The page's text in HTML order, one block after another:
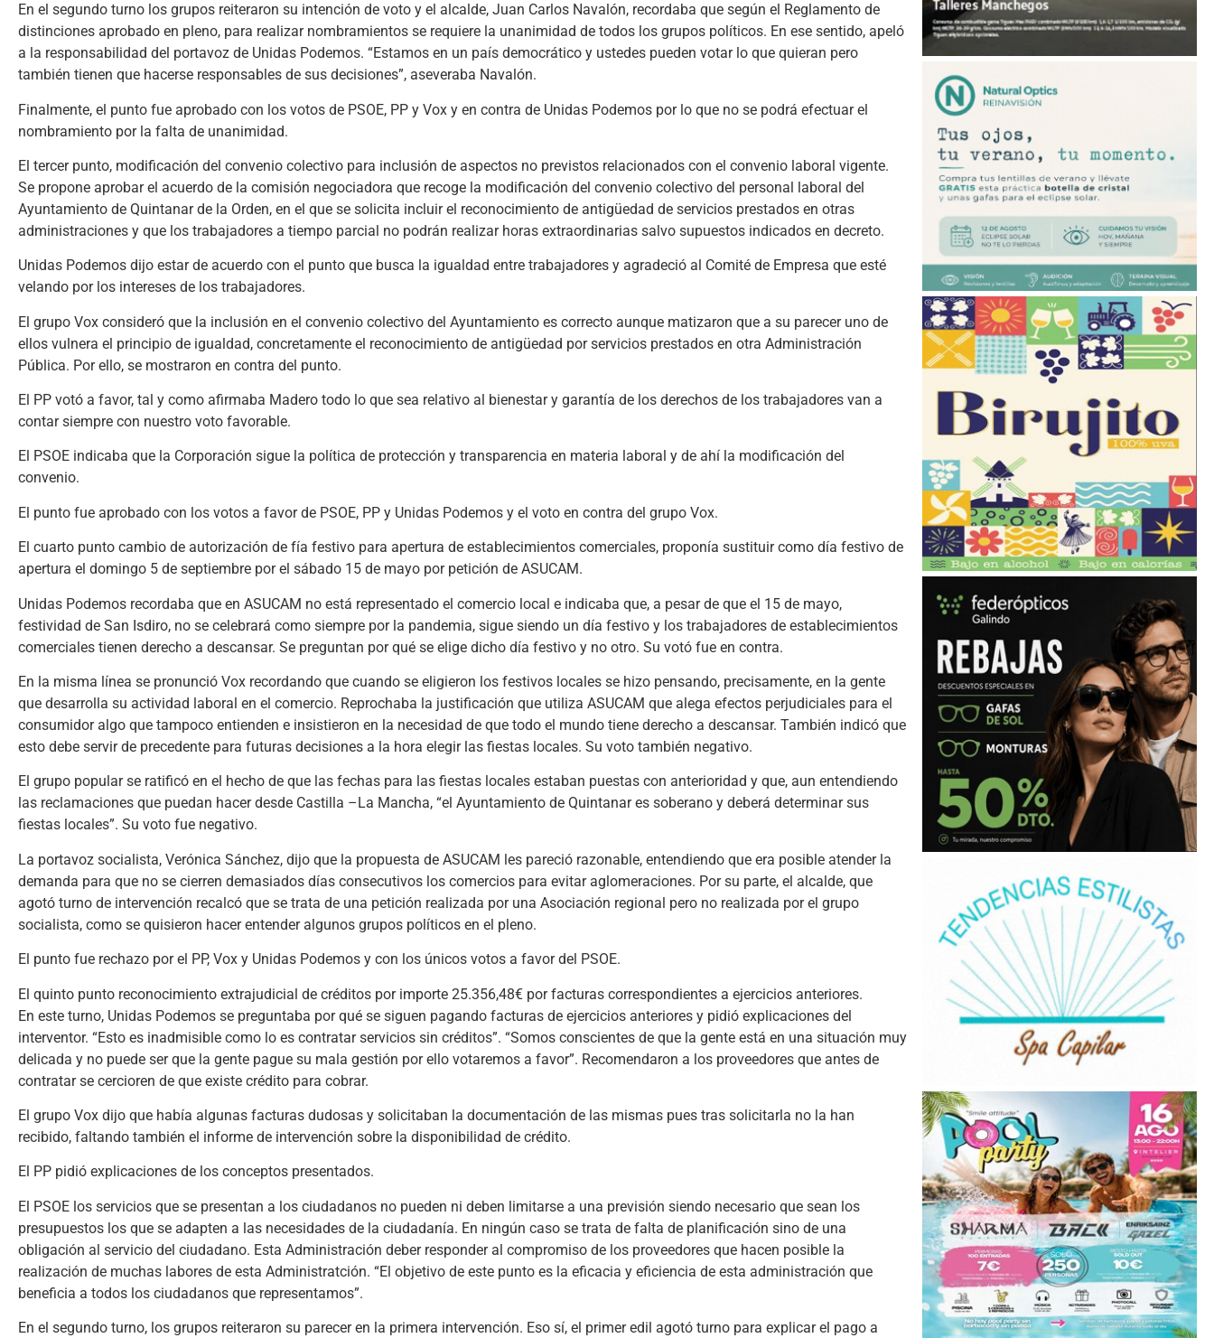
En el segundo turno los grupos reiteraron su intención de voto y el alcalde, Juan Carlos Navalón, recordaba que según el Reglamento de
distinciones aprobado en pleno, para realizar nombramientos se requiere la unanimidad de todos los grupos políticos. En ese sentido, apeló
a la responsabilidad del portavoz de Unidas Podemos. “Estamos en un país democrático y ustedes pueden votar lo que quieran pero
también tienen que hacerse responsables de sus decisiones”, aseveraba Navalón.
Finalmente, el punto fue aprobado con los votos de PSOE, PP y Vox y en contra de Unidas Podemos por lo que no se podrá efectuar el
nombramiento por la falta de unanimidad.
El tercer punto, modificación del convenio colectivo para inclusión de aspectos no previstos relacionados con el convenio laboral vigente.
Se propone aprobar el acuerdo de la comisión negociadora que recoge la modificación del convenio colectivo del personal laboral del
Ayuntamiento de Quintanar de la Orden, en el que se solicita incluir el reconocimiento de antigüedad de servicios prestados en otras
administraciones y que los trabajadores a tiempo parcial no podrán realizar horas extraordinarias salvo supuestos indicados en decreto.
Unidas Podemos dijo estar de acuerdo con el punto que busca la igualdad entre trabajadores y agradeció al Comité de Empresa que esté
velando por los intereses de los trabajadores.
El grupo Vox consideró que la inclusión en el convenio colectivo del Ayuntamiento es correcto aunque matizaron que a su parecer uno de
ellos vulnera el principio de igualdad, concretamente el reconocimiento de antigüedad por servicios prestados en otra Administración
Pública. Por ello, se mostraron en contra del punto.
El PP votó a favor, tal y como afirmaba Madero todo lo que sea relativo al bienestar y garantía de los derechos de los trabajadores van a
contar siempre con nuestro voto favorable.
El PSOE indicaba que la Corporación sigue la política de protección y transparencia en materia laboral y de ahí la modificación del
convenio.
El punto fue aprobado con los votos a favor de PSOE, PP y Unidas Podemos y el voto en contra del grupo Vox.
El cuarto punto cambio de autorización de fía festivo para apertura de establecimientos comerciales, proponía sustituir como día festivo de
apertura el domingo 5 de septiembre por el sábado 15 de mayo por petición de ASUCAM.
Unidas Podemos recordaba que en ASUCAM no está representado el comercio local e indicaba que, a pesar de que el 15 de mayo,
festividad de San Isdiro, no se celebrará como siempre por la pandemia, sigue siendo un día festivo y los trabajadores de establecimientos
comerciales tienen derecho a descansar. Se preguntan por qué se elige dicho día festivo y no otro. Su votó fue en contra.
En la misma línea se pronunció Vox recordando que cuando se eligieron los festivos locales se hizo pensando, precisamente, en la gente
que desarrolla su actividad laboral en el comercio. Reprochaba la justificación que utiliza ASUCAM que alega efectos perjudiciales para el
consumidor algo que tampoco entienden e insistieron en la necesidad de que todo el mundo tiene derecho a descansar. También indicó que
esto debe servir de precedente para futuras decisiones a la hora elegir las fiestas locales. Su voto también negativo.
El grupo popular se ratificó en el hecho de que las fechas para las fiestas locales estaban puestas con anterioridad y que, aun entendiendo
las reclamaciones que puedan hacer desde Castilla –La Mancha, “el Ayuntamiento de Quintanar es soberano y deberá determinar sus
fiestas locales”. Su voto fue negativo.
La portavoz socialista, Verónica Sánchez, dijo que la propuesta de ASUCAM les pareció razonable, entendiendo que era posible atender la
demanda para que no se cierren demasiados días consecutivos los comercios para evitar aglomeraciones. Por su parte, el alcalde, que
agotó turno de intervención recalcó que se trata de una petición realizada por una Asociación regional pero no realizada por el grupo
socialista, como se quisieron hacer entender algunos grupos políticos en el pleno.
El punto fue rechazo por el PP, Vox y Unidas Podemos y con los únicos votos a favor del PSOE.
El quinto punto reconocimiento extrajudicial de créditos por importe 25.356,48€ por facturas correspondientes a ejercicios anteriores.
En este turno, Unidas Podemos se preguntaba por qué se siguen pagando facturas de ejercicios anteriores y pidió explicaciones del
interventor. “Esto es inadmisible como lo es contratar servicios sin créditos”. “Somos conscientes de que la gente está en una situación muy
delicada y no puede ser que la gente pague su mala gestión por ello votaremos a favor”. Recomendaron a los proveedores que antes de
contratar se cercioren de que existe crédito para cobrar.
El grupo Vox dijo que había algunas facturas dudosas y solicitaban la documentación de las mismas pues tras solicitarla no la han
recibido, faltando también el informe de intervención sobre la disponibilidad de crédito.
El PP pidió explicaciones de los conceptos presentados.
El PSOE los servicios que se presentan a los ciudadanos no pueden ni deben limitarse a una previsión siendo necesario que sean los
presupuestos los que se adapten a las necesidades de la ciudadanía. En ningún caso se trata de falta de planificación sino de una
obligación al servicio del ciudadano. Esta Administración deber responder al compromiso de los proveedores que hacen posible la
realización de muchas labores de esta Administratción. “El objetivo de este punto es la eficacia y eficiencia de esta administración que
beneficia a todos los ciudadanos que representamos”.
En el segundo turno, los grupos reiteraron su parecer en la primera intervención. Eso sí, el primer edil agotó turno para explicar el pago a